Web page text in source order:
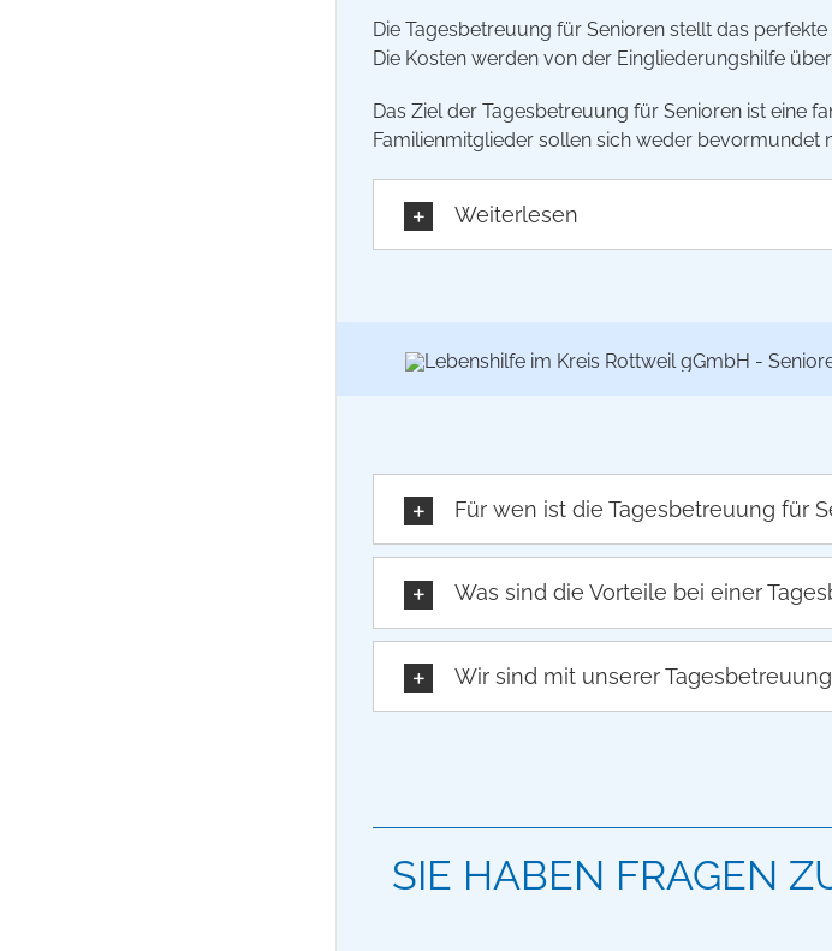
Die Tagesbetreuung für Senioren stellt das
Die Kosten werden von der Eingliederungshilfe
Das Ziel der Tagesbetreuung für Senioren ist eine
Familienmitglieder sollen sich weder bevormundet
Weiterlesen
Für wen ist die Tagesbetreuung für
Was sind die Vorteile bei einer
Wir sind mit unserer
SIE HABEN FRAGEN